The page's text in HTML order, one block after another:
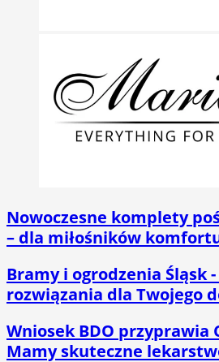
Nowoczesne komplety
– dla miłośników
Bramy i ogrodzenia Śląsk
rozwiązania dla Twojego
Wniosek BDO przyprawia
Mamy skuteczne